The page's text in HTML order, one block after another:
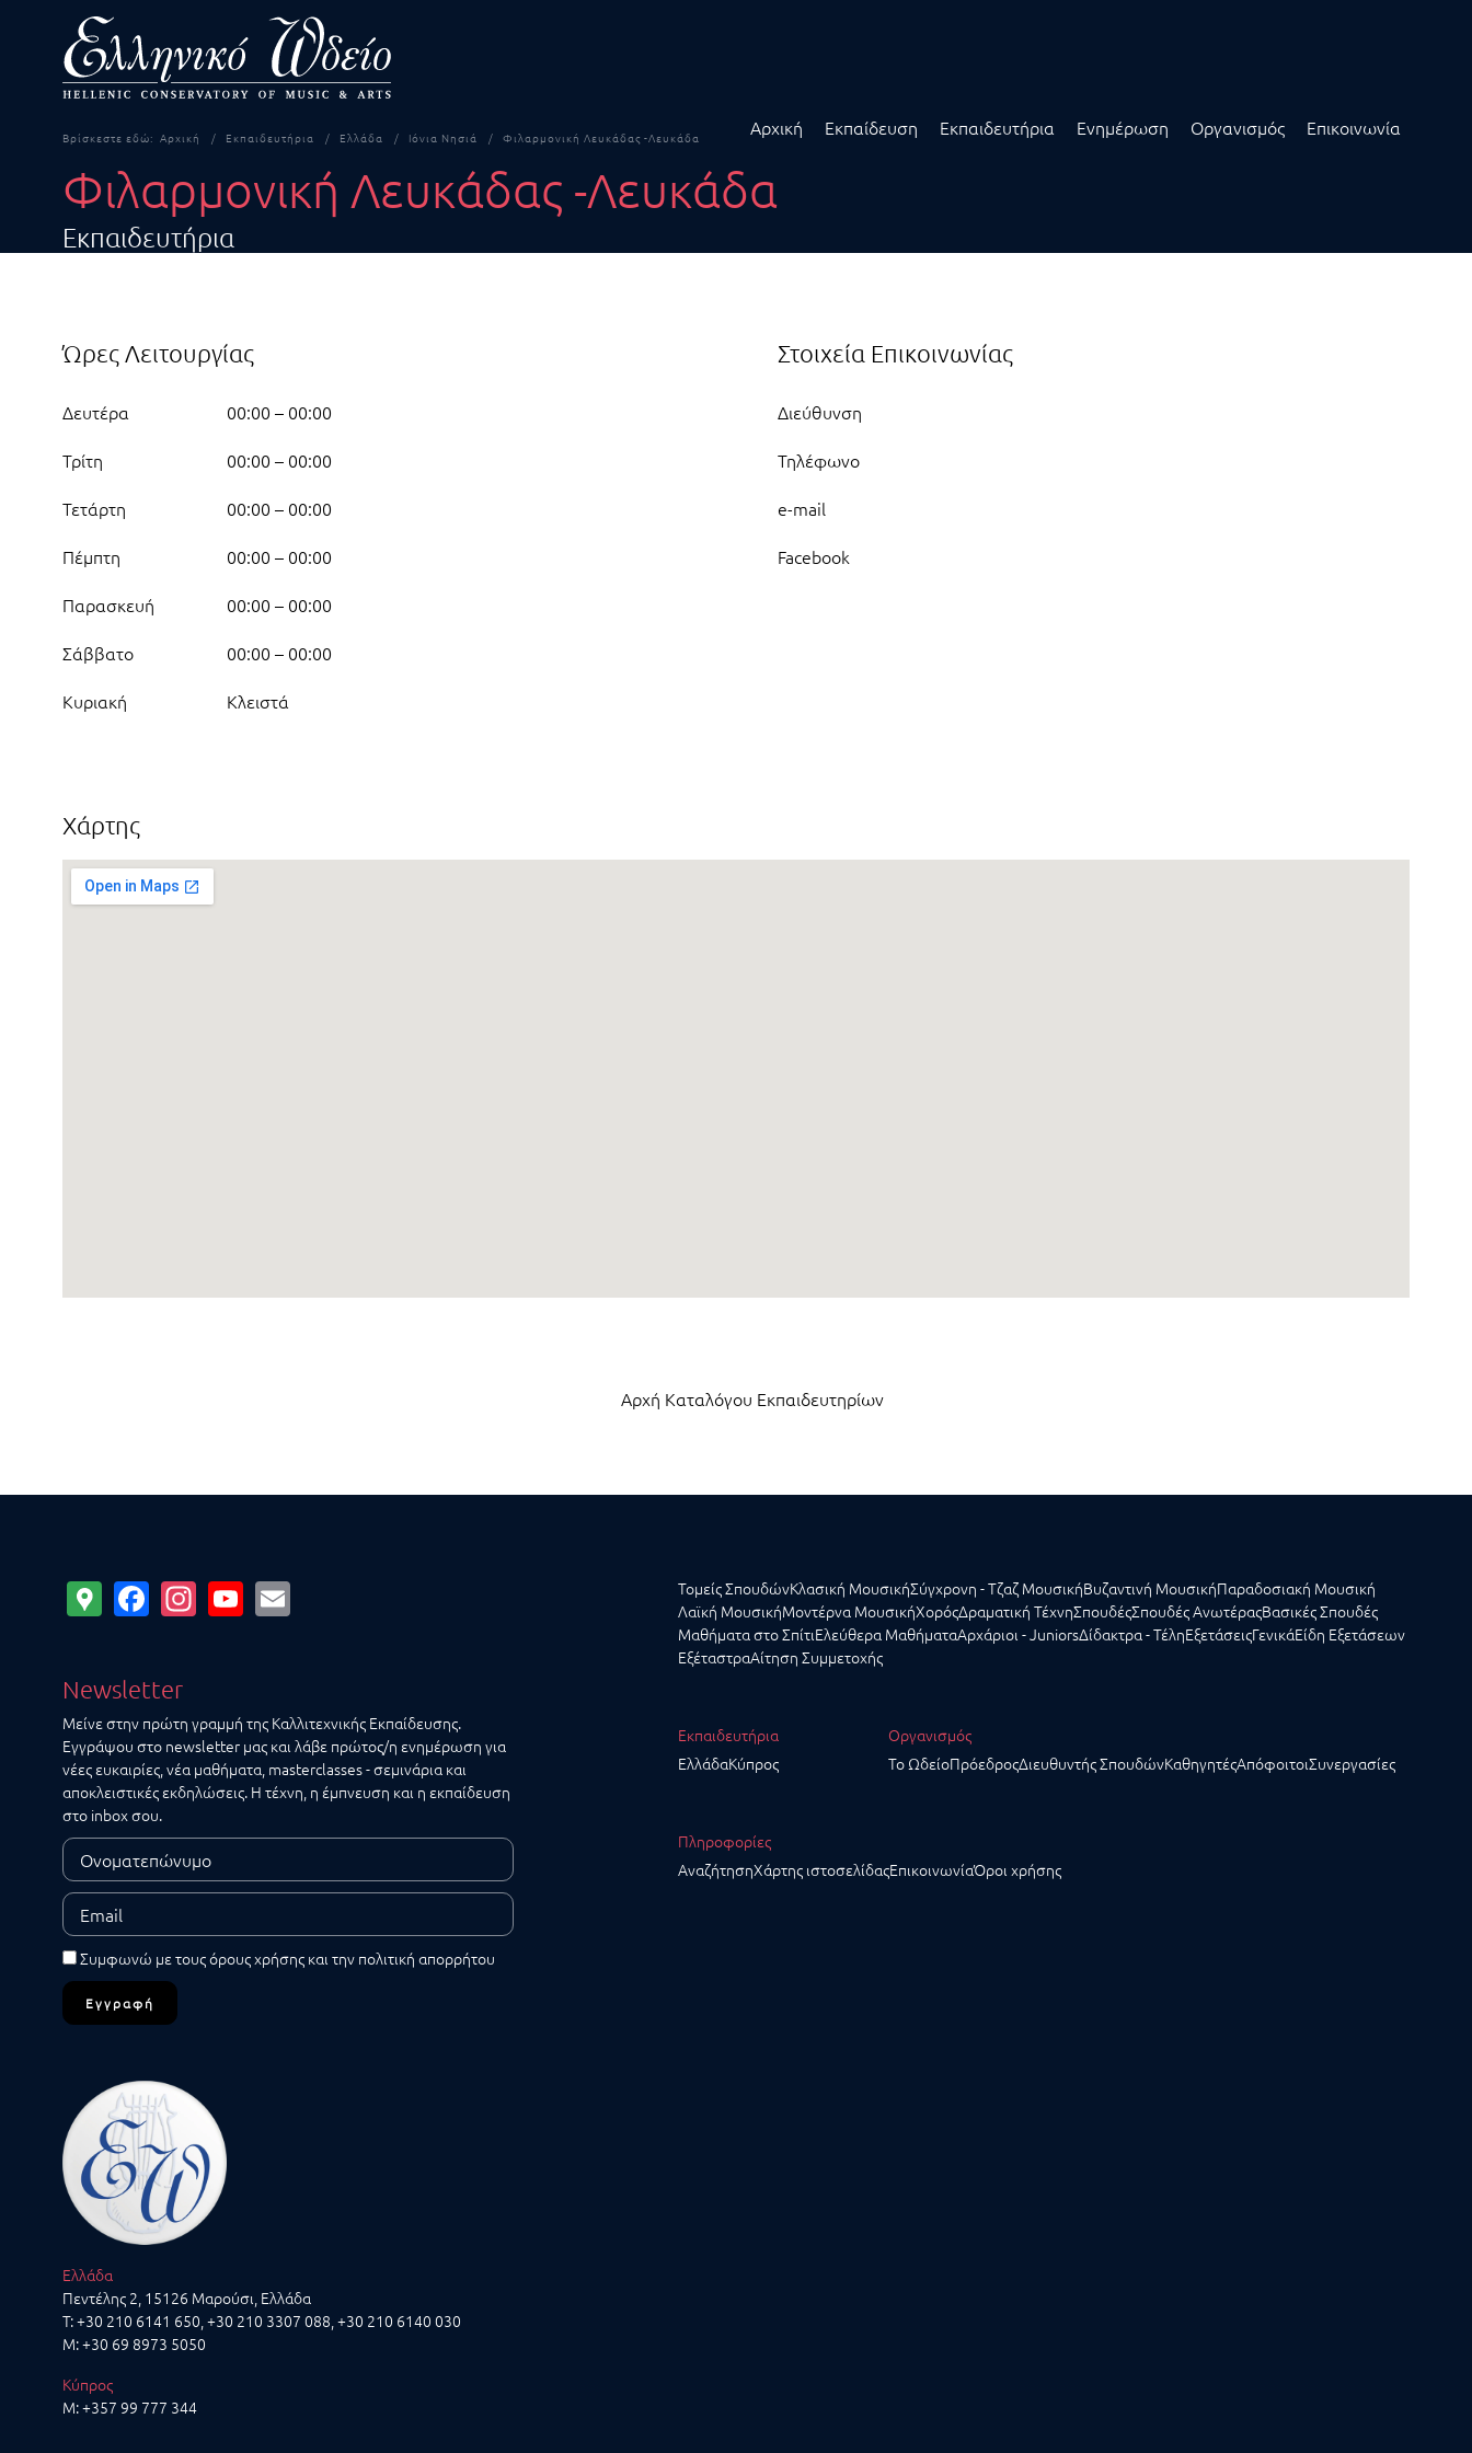
Αρχική Εκπαίδευση Εκπαιδευτήρια Ενημέρωση Οργανισμός Επικοινωνία
Βρίσκεστε εδώ: Αρχική Εκπαιδευτήρια Ελλάδα Ιόνια Νησιά Φιλαρμονική Λευκάδας -Λευκάδα
Φιλαρμονική Λευκάδας -Λευκάδα
Εκπαιδευτήρια
Ώρες Λειτουργίας
Δευτέρα
00:00 – 00:00
Τρίτη
00:00 – 00:00
Τετάρτη
00:00 – 00:00
Πέμπτη
00:00 – 00:00
Παρασκευή
00:00 – 00:00
Σάββατο
00:00 – 00:00
Κυριακή
Κλειστά
Στοιχεία Επικοινωνίας
Διεύθυνση
Τηλέφωνο
e-mail
Facebook
Χάρτης
Αρχή Καταλόγου Εκπαιδευτηρίων
Google
Maps
Facebook
Instagram
YouTube
Newsletter
Μείνε στην πρώτη γραμμή της Καλλιτεχνικής Εκπαίδευσης.
Εγγράψου στο newsletter μας και λάβε πρώτος/η ενημέρωση για
νέες ευκαιρίες, νέα μαθήματα, masterclasses - σεμινάρια και
αποκλειστικές εκδηλώσεις. Η τέχνη, η έμπνευση και η εκπαίδευση
στο inbox σου.
Συμφωνώ με τουςόρους χρήσης και την πολιτική απορρήτου
Εγγραφή
Ελλάδα
Πεντέλης 2, 15126 Μαρούσι, Ελλάδα
T:+30 210 6141 650,+30 210 3307 088,+30 210 6140 030
M:+30 69 8973 5050
Κύπρος
M:+357 99 777 344
Τομείς ΣπουδώνΚλασική ΜουσικήΣύγχρονη - Τζαζ ΜουσικήΒυζαντινή ΜουσικήΠαραδοσιακή Μουσική
Λαϊκή ΜουσικήΜοντέρνα ΜουσικήΧορόςΔραματική ΤέχνηΣπουδέςΣπουδές ΑνωτέραςΒασικές Σπουδές
Μαθήματα στο ΣπίτιΕλεύθερα ΜαθήματαΑρχάριοι - JuniorsΔίδακτρα - ΤέληΕξετάσειςΓενικάΕίδη Εξετάσεων
ΕξέταστραΑίτηση Συμμετοχής
Εκπαιδευτήρια
ΕλλάδαΚύπρος
Οργανισμός
Το ΩδείοΠρόεδροςΔιευθυντής ΣπουδώνΚαθηγητέςΑπόφοιτοιΣυνεργασίες
Πληροφορίες
ΑναζήτησηΧάρτης ιστοσελίδαςΕπικοινωνίαΌροι χρήσης